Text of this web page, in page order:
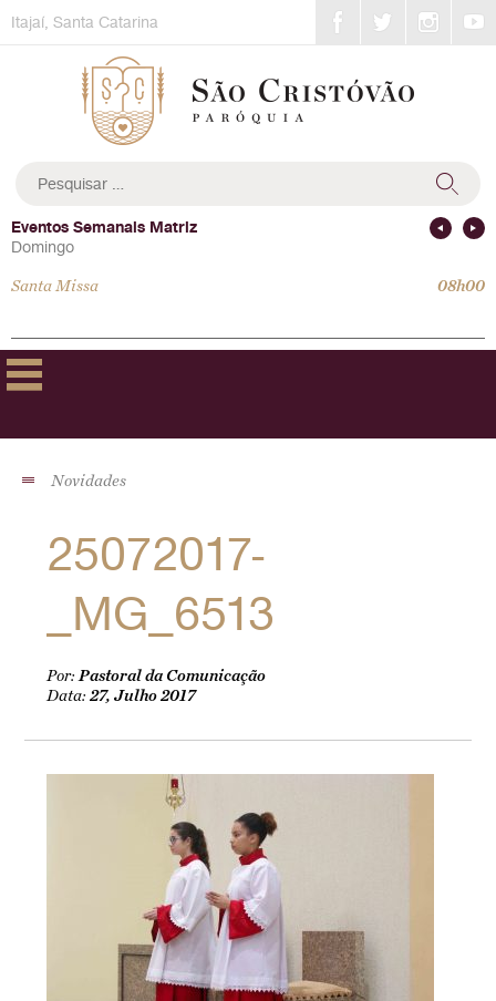
toItajaí, Santa Catarina
por:
Eventos Semanais Matriz
Domingo
Santa Missa 08h00
Novidades
25072017-
_MG_6513
Por:Pastoral da Comunicação
Data:27, Julho 2017